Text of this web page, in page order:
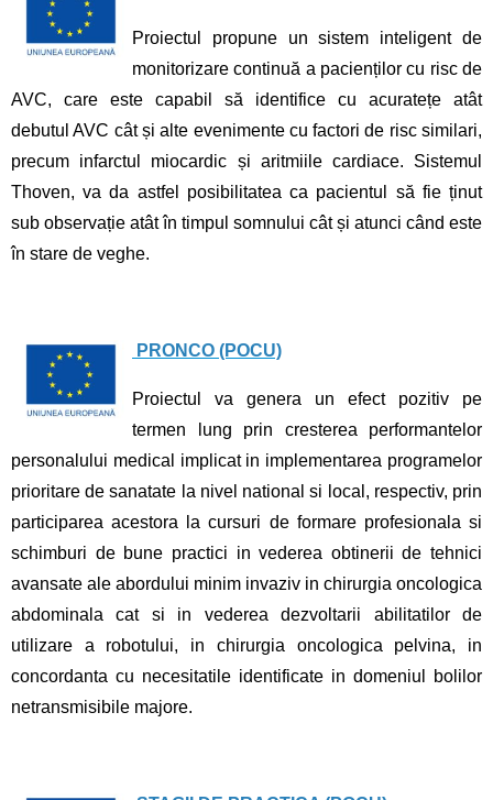
Proiectul propune un sistem inteligent de
monitorizare continuă a pacienților cu risc de
AVC, care este capabil să identifice cu acuratețe atât
debutul AVC cât și alte evenimente cu factori de risc similari,
precum infarctul miocardic și aritmiile cardiace. Sistemul
Thoven, va da astfel posibilitatea ca pacientul să fie ținut
sub observație atât în timpul somnului cât și atunci când este
în stare de veghe.
PRONCO (POCU)
Proiectul va genera un efect pozitiv pe
termen lung prin cresterea performantelor
personalului medical implicat in implementarea programelor
prioritare de sanatate la nivel national si local, respectiv, prin
participarea acestora la cursuri de formare profesionala si
schimburi de bune practici in vederea obtinerii de tehnici
avansate ale abordului minim invaziv in chirurgia oncologica
abdominala cat si in vederea dezvoltarii abilitatilor de
utilizare a robotului, in chirurgia oncologica pelvina, in
concordanta cu necesitatile identificate in domeniul bolilor
netransmisibile majore.